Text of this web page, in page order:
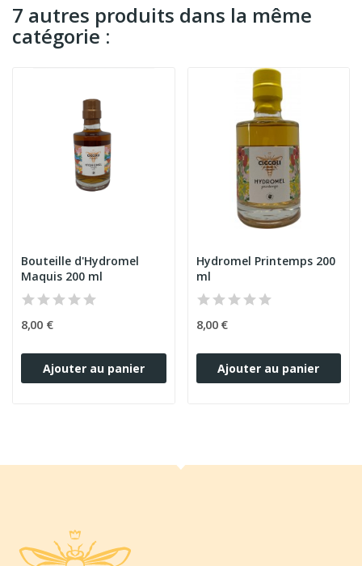
7 autres produits dans la même
catégorie :
Bouteille d'Hydromel
Maquis 200 ml
8,00 €
Ajouter au panier
Hydromel Printemps 200
ml
8,00 €
Ajouter au panier